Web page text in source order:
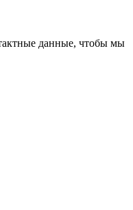
данные, чтобы мы